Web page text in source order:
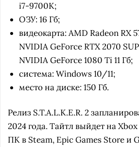
i7-9700K;
ОЗУ: 16 Гб;
видеокарта: AMD Radeon RX
NVIDIA GeForce RTX 2070
NVIDIA GeForce 1080 Ti 11 Гб;
система: Windows 10/11;
место на диске: 150 Гб.
Релиз S.T.A.L.K.E.R. 2
2024 года. Тайтл выйдет на
ПК в Steam, Epic Games Store и